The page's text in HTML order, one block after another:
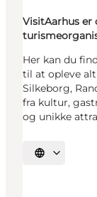
VisitAarhus er
Her kan du
til at opleve
Silkeborg,
fra kultur,
og unikke
Vælg sprog